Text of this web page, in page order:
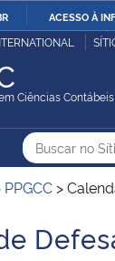
IR
O
ACESSO À
Pública
Ciências
do Sítio
Busca
Buscar
Busca:
PPGCC >